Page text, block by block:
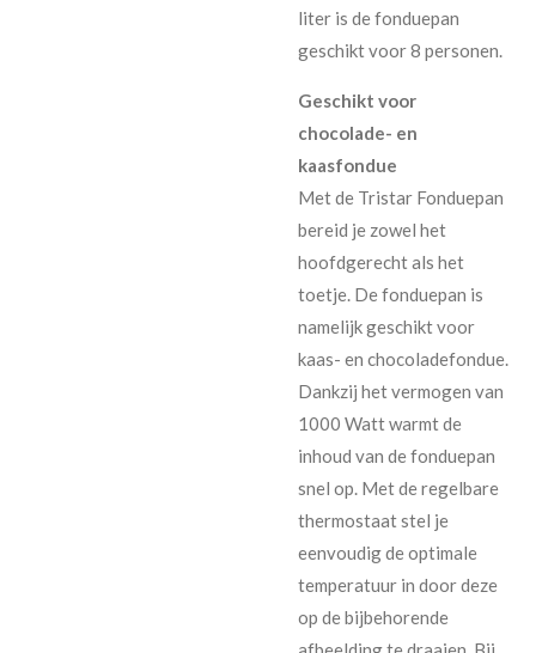
liter is de fonduepan
geschikt voor 8 personen.
Geschikt voor
chocolade- en
kaasfondue
Met de Tristar Fonduepan
bereid je zowel het
hoofdgerecht als het
toetje. De fonduepan is
namelijk geschikt voor
kaas- en chocoladefondue.
Dankzij het vermogen van
1000 Watt warmt de
inhoud van de fonduepan
snel op. Met de regelbare
thermostaat stel je
eenvoudig de optimale
temperatuur in door deze
op de bijbehorende